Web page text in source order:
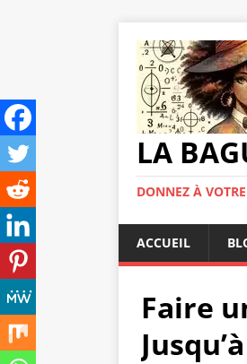
LA
DONNEZ À
ACCUEIL
Faire